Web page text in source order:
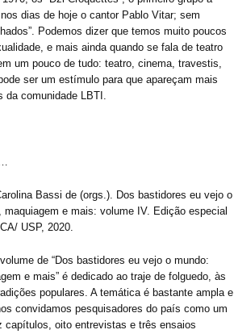
dias de hoje o cantor Pablo Vitar; sem
Podemos dizer que temos muito poucos
e mais ainda quando se fala de teatro
um pouco de tudo: teatro, cinema, travestis,
ser um estímulo para que apareçam mais
da comunidade LBTI.
Bassi de (orgs.). Dos bastidores eu vejo o
maquiagem e mais: volume IV. Edição especial
USP, 2020.
de “Dos bastidores eu vejo o mundo:
e mais” é dedicado ao traje de folguedo, às
populares. A temática é bastante ampla e
convidamos pesquisadores do país como um
capítulos, oito entrevistas e três ensaios